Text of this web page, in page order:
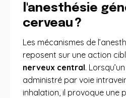
l'anesthésie
cerveau ?
Les mécanismes de
reposent sur une action
nerveux central.
administré par voie
inhalation, il provoque une